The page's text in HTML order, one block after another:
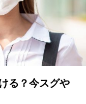
る？今スグや